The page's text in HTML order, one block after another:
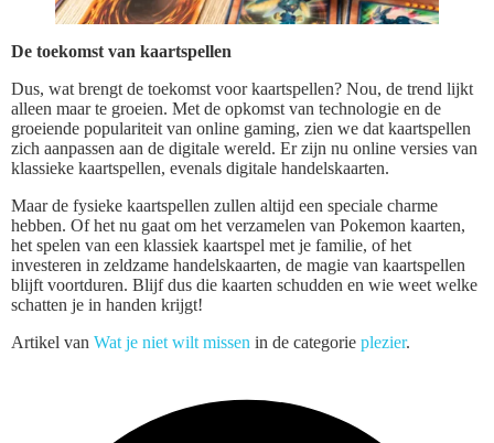
De toekomst van kaartspellen
Dus, wat brengt de toekomst voor kaartspellen? Nou, de trend lijkt
alleen maar te groeien. Met de opkomst van technologie en de
groeiende populariteit van online gaming, zien we dat kaartspellen
zich aanpassen aan de digitale wereld. Er zijn nu online versies van
klassieke kaartspellen, evenals digitale handelskaarten.
Maar de fysieke kaartspellen zullen altijd een speciale charme
hebben. Of het nu gaat om het verzamelen van Pokemon kaarten,
het spelen van een klassiek kaartspel met je familie, of het
investeren in zeldzame handelskaarten, de magie van kaartspellen
blijft voortduren. Blijf dus die kaarten schudden en wie weet welke
schatten je in handen krijgt!
Artikel van Wat je niet wilt missen in de categorie plezier.